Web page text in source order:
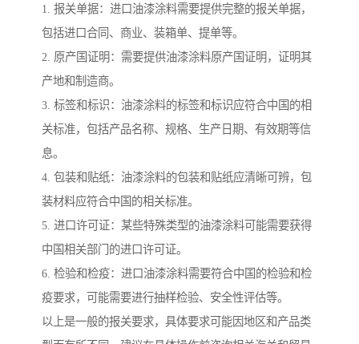
1. 报关单据：进口油漆涂料需要提供完整的报关单据，
包括进口合同、商业、装箱单、提单等。
2. 原产国证明：需要提供油漆涂料原产国证明，证明其
产地和制造商。
3. 标签和标识：油漆涂料的标签和标识应符合中国的相
关标准，包括产品名称、规格、生产日期、有效期等信
息。
4. 包装和贴纸：油漆涂料的包装和贴纸应清晰可辨，包
装材料应符合中国的相关标准。
5. 进口许可证：某些特殊类型的油漆涂料可能需要获得
中国相关部门的进口许可证。
6. 检验和检疫：进口油漆涂料需要符合中国的检验和检
疫要求，可能需要进行抽样检验、安全性评估等。
以上是一般的报关要求，具体要求可能因地区和产品类